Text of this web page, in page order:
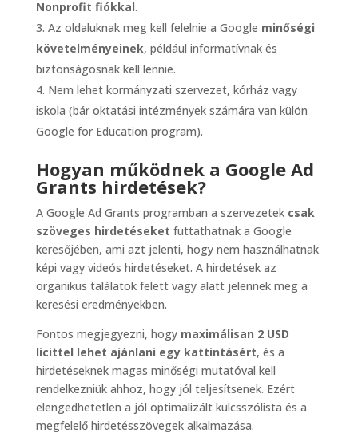
Nonprofit fiókkal.
Az oldaluknak meg kell felelnie a Google minőségi
követelményeinek, például informatívnak és
biztonságosnak kell lennie.
Nem lehet kormányzati szervezet, kórház vagy
iskola (bár oktatási intézmények számára van külön
Google for Education program).
Hogyan működnek a Google Ad
Grants hirdetések?
A Google Ad Grants programban a szervezetek csak
szöveges hirdetéseket futtathatnak a Google
keresőjében, ami azt jelenti, hogy nem használhatnak
képi vagy videós hirdetéseket. A hirdetések az
organikus találatok felett vagy alatt jelennek meg a
keresési eredményekben.
Fontos megjegyezni, hogy maximálisan 2 USD
licittel lehet ajánlani egy kattintásért, és a
hirdetéseknek magas minőségi mutatóval kell
rendelkezniük ahhoz, hogy jól teljesítsenek. Ezért
elengedhetetlen a jól optimalizált kulcsszólista és a
megfelelő hirdetésszövegek alkalmazása.